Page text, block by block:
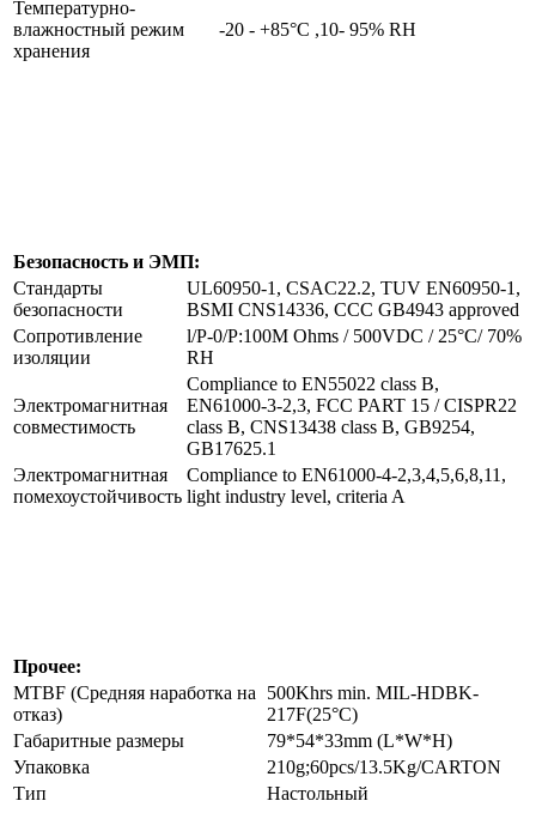
Температурно-
влажностный режим
хранения
-20 - +85°C ,10- 95% RH
Безопасность и ЭМП:
Стандарты
безопасности
UL60950-1, CSAC22.2, TUV EN60950-1,
BSMI CNS14336, CCC GB4943 approved
Сопротивление
изоляции
l/P-0/P:100M Ohms / 500VDC / 25°C/ 70%
RH
Электромагнитная
совместимость
Compliance to EN55022 class B,
EN61000-3-2,3, FCC PART 15 / CISPR22
class B, CNS13438 class B, GB9254,
GB17625.1
Электромагнитная
помехоустойчивость
Compliance to EN61000-4-2,3,4,5,6,8,11,
light industry level, criteria A
Прочее:
MTBF (Средняя наработка на
отказ)
500Khrs min. MIL-HDBK-
217F(25°C)
Габаритные размеры
79*54*33mm (L*W*H)
Упаковка
210g;60pcs/13.5Kg/CARTON
Тип
Настольный